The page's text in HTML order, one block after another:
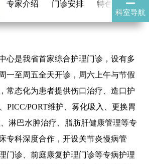
专家介绍 门诊安排 特色医疗
科室导航
是我省首家综合护理门诊，设有多
一至周五全天开诊，周六上午与节假
常态化为患者提供伤口治疗、造口护
PICC/PORT维护、雾化吸入、更换胃
淋巴水肿治疗、脂肪肝健康管理等专
专科深度合作，开设关节炎慢病管
门诊、前庭康复护理门诊等专病护理